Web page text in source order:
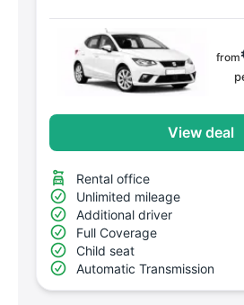
from
View deal
Rental office
Unlimited mileage
Additional driver
Full Coverage
Child seat
Automatic Transmission